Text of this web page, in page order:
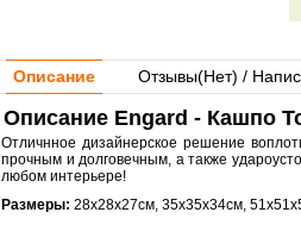
Описание Отзывы(Нет) /
Описание Engard - Кашпо
Отличнное дизайнерское решение
прочным и долговечным, а также
любом интерьере!
Размеры: 28х28х27см, 35х35х34см,